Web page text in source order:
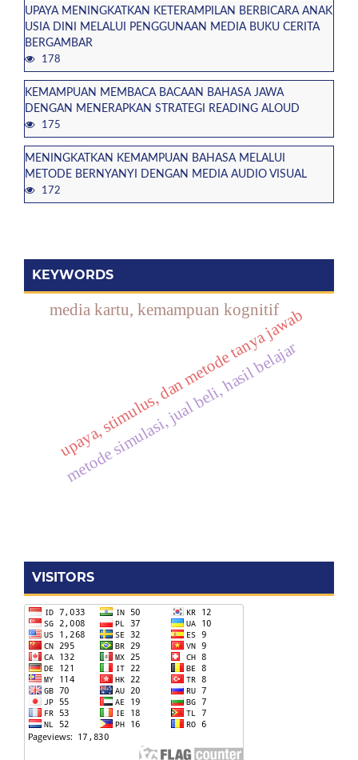
UPAYA MENINGKATKAN KETERAMPILAN BERBICARA ANAK
USIA DINI MELALUI PENGGUNAAN MEDIA BUKU CERITA
BERGAMBAR
178
KEMAMPUAN MEMBACA BACAAN BAHASA JAWA
DENGAN MENERAPKAN STRATEGI READING ALOUD
175
MENINGKATKAN KEMAMPUAN BAHASA MELALUI
METODE BERNYANYI DENGAN MEDIA AUDIO VISUAL
172
KEYWORDS
upaya, stimulus, dan metode tanya jawab
metode simulasi, jual beli, hasil belajar
media kartu, kemampuan kognitif
VISITORS